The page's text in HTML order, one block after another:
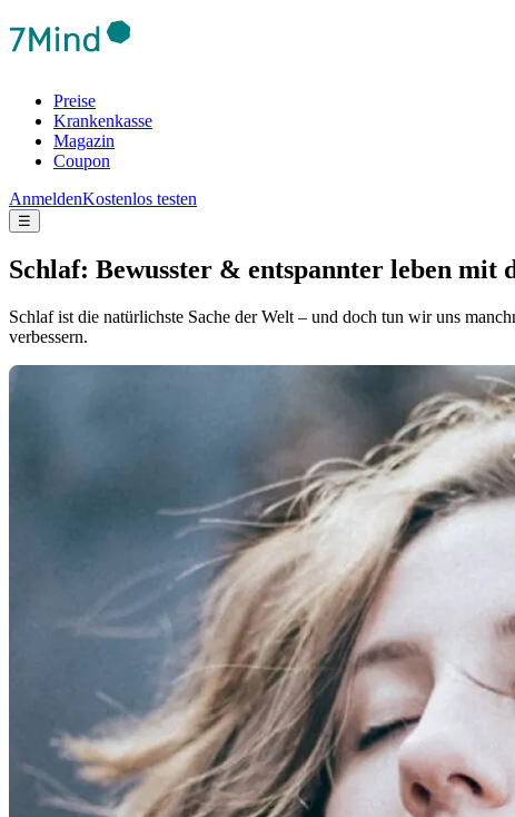
Preise
Krankenkasse
Magazin
Coupon
AnmeldenKostenlos testen
☰
Schlaf: Bewusster & entspannter leben mit
Schlaf ist die natürlichste Sache der Welt – und doch tun wir uns
verbessern.